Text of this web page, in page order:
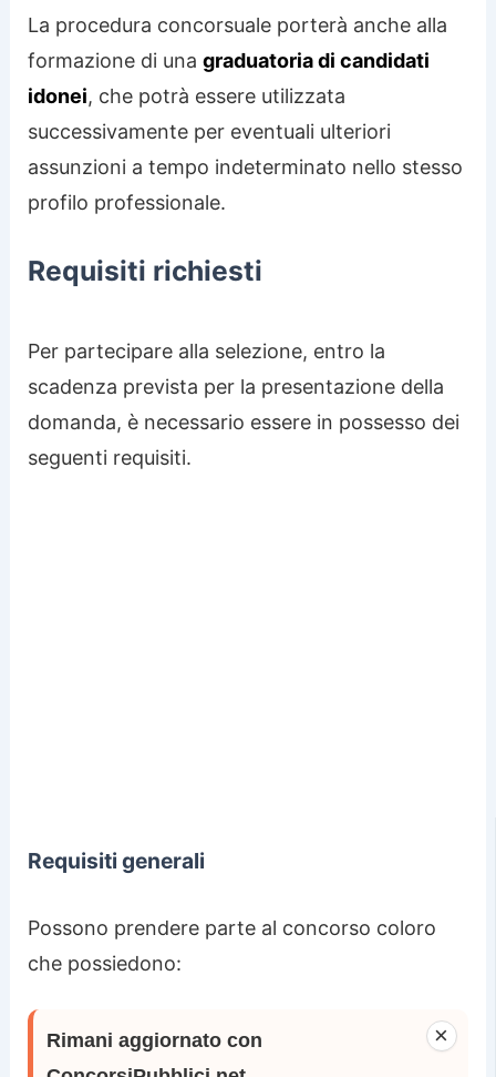
La procedura concorsuale porterà anche alla
formazione di unagraduatoria di candidati
idonei, che potrà essere utilizzata
successivamente per eventuali ulteriori
assunzioni a tempo indeterminato nello stesso
profilo professionale.
Requisiti richiesti
Per partecipare alla selezione, entro la
scadenza prevista per la presentazione della
domanda, è necessario essere in possesso dei
seguenti requisiti.
Requisiti generali
Possono prendere parte al concorso coloro
che possiedono:
×
Rimani aggiornato con